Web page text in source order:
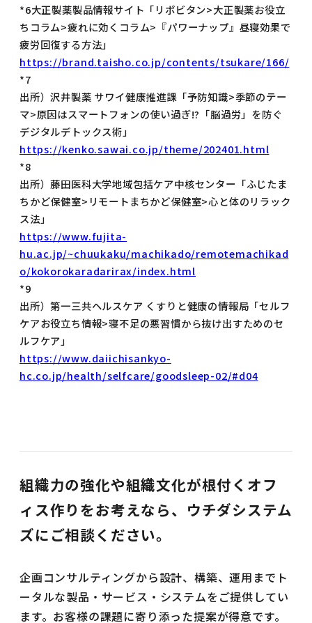
*6大正製薬製品情報サイト「リポビタン>大正製薬お役立
ちコラム>疲れに効くコラム>『パワーナップ』昼寝効果で
疲労回復する方法」
https://brand.taisho.co.jp/contents/tsukare/166/
*7
出所）沢井製薬 サワイ健康推進課「予防知識>季節のテー
マ>原因はスマートフォンの使い過ぎ!?「脳過労」を防ぐ
デジタルデトックス術」
https://kenko.sawai.co.jp/theme/202401.html
*8
出所）藤田医科大学地域包括ケア中核センター「ふじたま
ちかど保健室>リモートまちかど保健室>心と体のリラック
ス法」
https://www.fujita-
hu.ac.jp/~chuukaku/machikado/remotemachikad
o/kokorokaradarirax/index.html
*9
出所）第一三共ヘルスケア くすりと健康の情報局「セルフ
ケアお役立ち情報>寝不足の悪習慣から抜け出すためのセ
ルフケア」
https://www.daiichisankyo-
hc.co.jp/health/selfcare/goodsleep-02/#d04
組織力の強化や組織文化が根付くオフ
ィス作りをお考えなら、ウチダシステム
ズにご相談ください。
企画コンサルティングから設計、構築、運用までト
ータルな製品・サービス・システムをご提供してい
ます。お客様の課題に寄り添った提案が得意です。